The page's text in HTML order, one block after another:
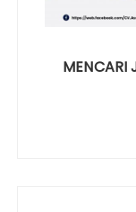
MENCARI